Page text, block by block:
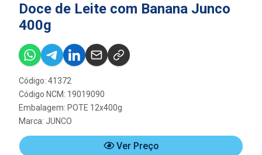
Doce de Leite com Banana Junco
400g
Código: 41372
Código NCM: 19019090
Embalagem: POTE 12x400g
Marca: JUNCO
Ver Preço